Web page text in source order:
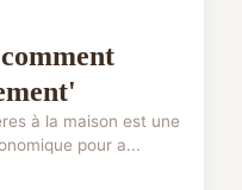
à la maison est une
pour a...